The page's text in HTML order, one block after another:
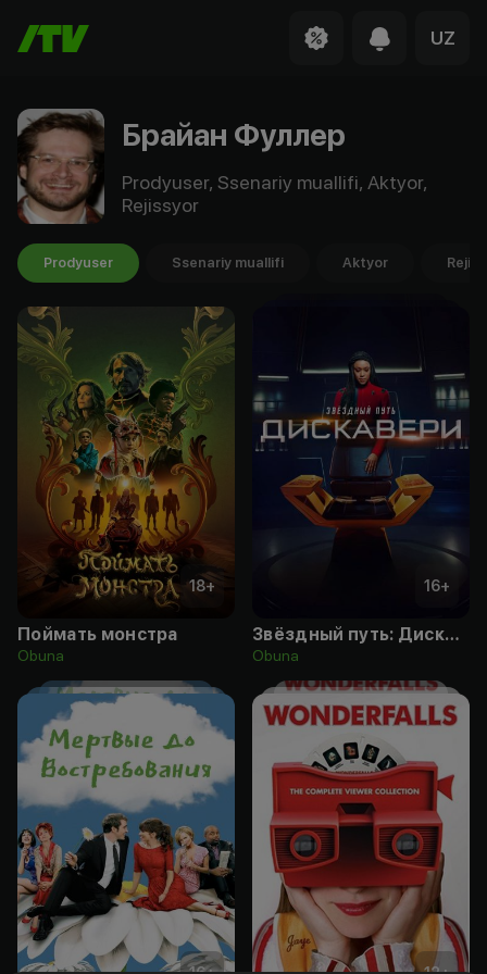
UZ
Брайан Фуллер
Prodyuser, Ssenariy muallifi, Aktyor,
Rejissyor
Prodyuser Ssenariy muallifi Aktyor
18+
Поймать монстра
Obuna
16+
Звёздный путь: Дискавери
Obuna